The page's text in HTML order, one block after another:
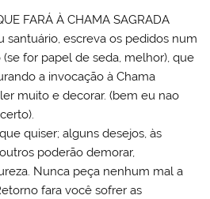
FARÁ À CHAMA SAGRADA
santuário, escreva os pedidos num
for papel de seda, melhor), que
a invocação à Chama
muito e decorar. (bem eu nao
quiser; alguns desejos, às
poderão demorar,
Nunca peça nenhum mal a
fara você sofrer as